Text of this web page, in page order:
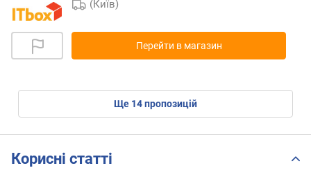
(Київ)
Перейти в магазин
ще 14пропозицій
Корисні статті